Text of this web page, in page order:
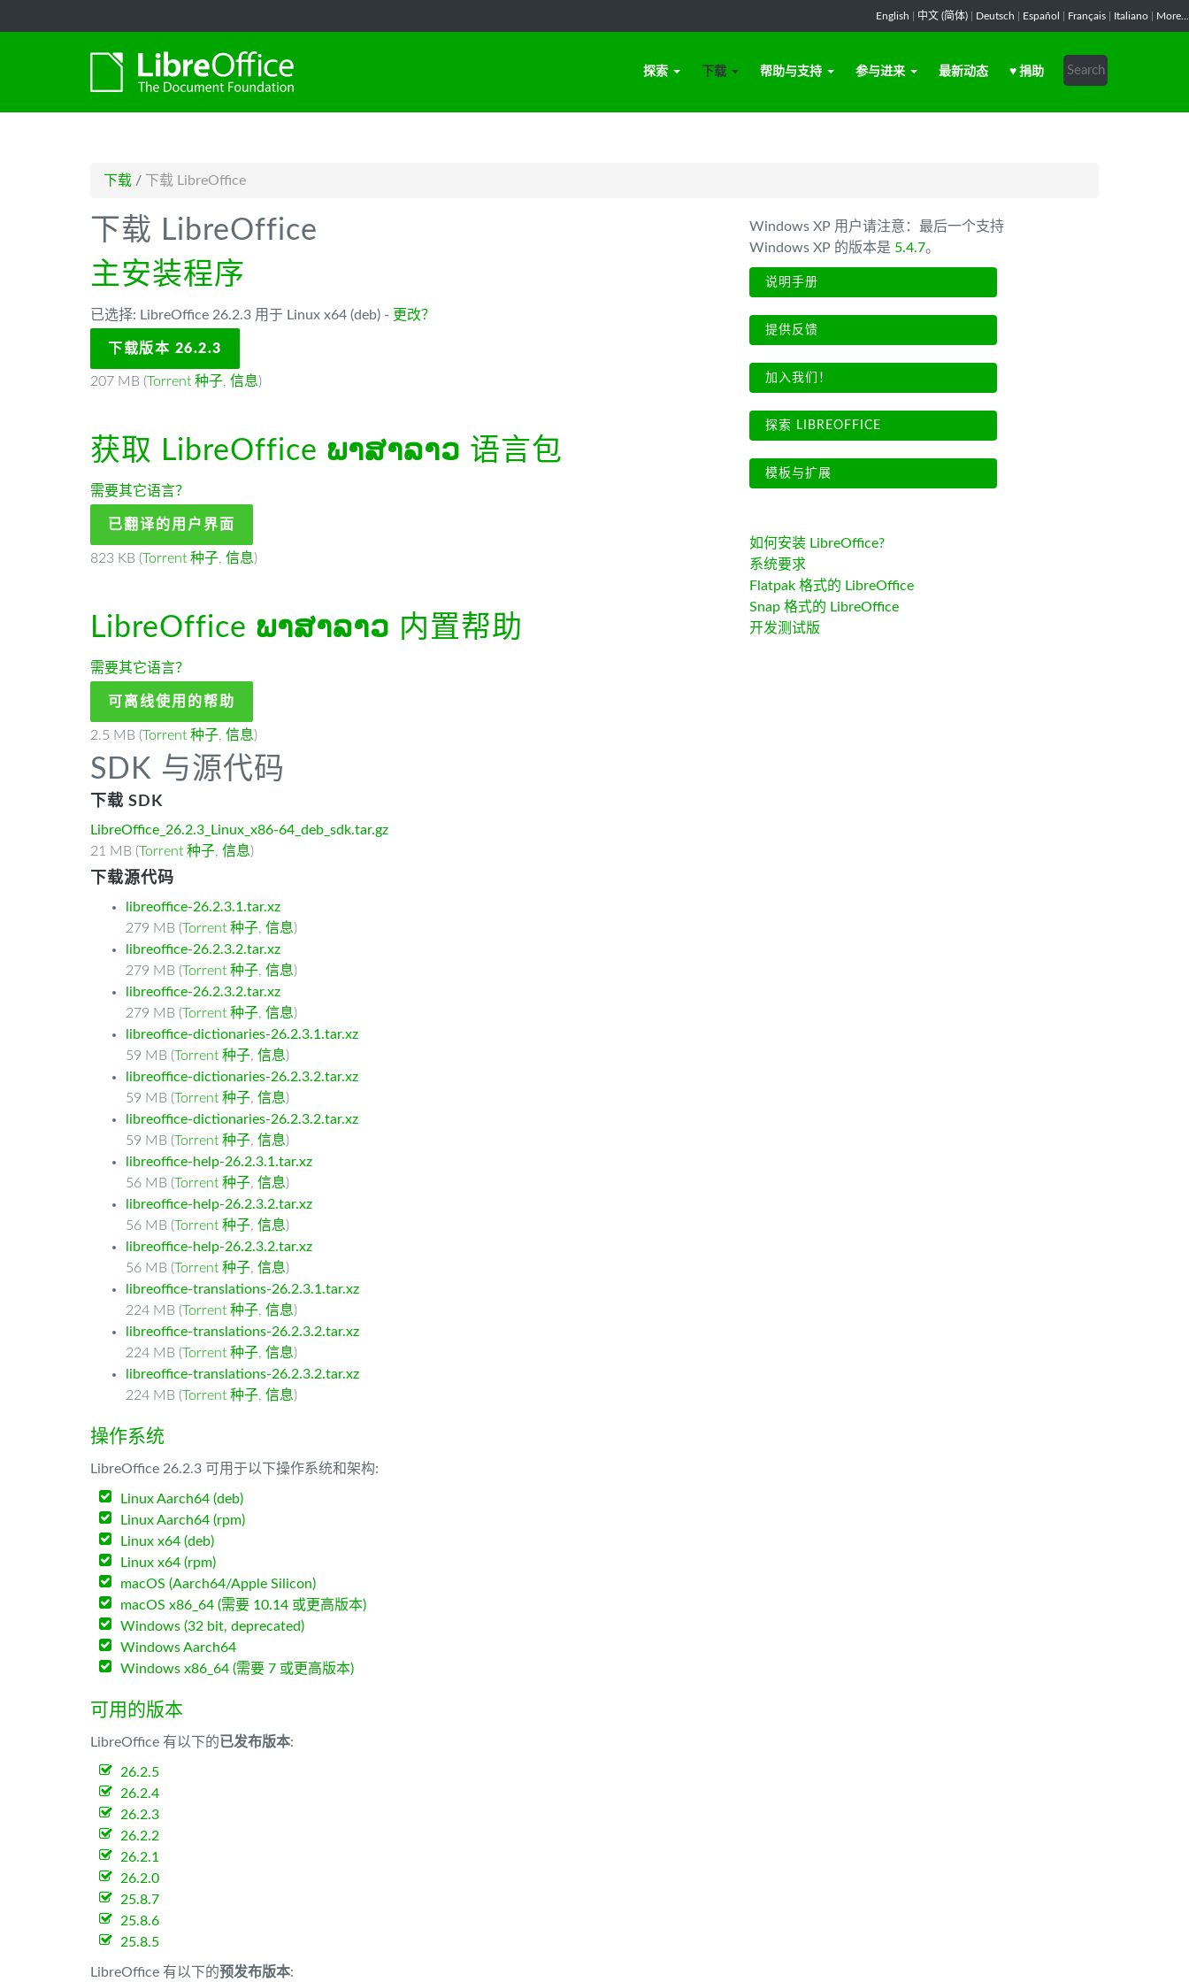
English 中文 (简体) Deutsch Español Français Italiano More...
探索 下载 帮助与支持 参与进来 最新动态 ♥ 捐助
下载 / 下载 LibreOffice
下载 LibreOffice
主安装程序
已选择: LibreOffice 26.2.3 用于 Linux x64 (deb) - 更改？
下载版本 26.2.3
207 MB (Torrent 种子, 信息)
获取 LibreOffice ພາສາລາວ 语言包
需要其它语言？
已翻译的用户界面
823 KB (Torrent 种子, 信息)
LibreOffice ພາສາລາວ 内置帮助
需要其它语言？
可离线使用的帮助
2.5 MB (Torrent 种子, 信息)
SDK 与源代码
下载 SDK
LibreOffice_26.2.3_Linux_x86-64_deb_sdk.tar.gz
21 MB (Torrent 种子, 信息)
下载源代码
libreoffice-26.2.3.1.tar.xz
279 MB (Torrent 种子, 信息)
libreoffice-26.2.3.2.tar.xz
279 MB (Torrent 种子, 信息)
libreoffice-26.2.3.2.tar.xz
279 MB (Torrent 种子, 信息)
libreoffice-dictionaries-26.2.3.1.tar.xz
59 MB (Torrent 种子, 信息)
libreoffice-dictionaries-26.2.3.2.tar.xz
59 MB (Torrent 种子, 信息)
libreoffice-dictionaries-26.2.3.2.tar.xz
59 MB (Torrent 种子, 信息)
libreoffice-help-26.2.3.1.tar.xz
56 MB (Torrent 种子, 信息)
libreoffice-help-26.2.3.2.tar.xz
56 MB (Torrent 种子, 信息)
libreoffice-help-26.2.3.2.tar.xz
56 MB (Torrent 种子, 信息)
libreoffice-translations-26.2.3.1.tar.xz
224 MB (Torrent 种子, 信息)
libreoffice-translations-26.2.3.2.tar.xz
224 MB (Torrent 种子, 信息)
libreoffice-translations-26.2.3.2.tar.xz
224 MB (Torrent 种子, 信息)
操作系统
LibreOffice 26.2.3 可用于以下操作系统和架构:
Linux Aarch64 (deb)
Linux Aarch64 (rpm)
Linux x64 (deb)
Linux x64 (rpm)
macOS (Aarch64/Apple Silicon)
macOS x86_64 (需要 10.14 或更高版本)
Windows (32 bit, deprecated)
Windows Aarch64
Windows x86_64 (需要 7 或更高版本)
可用的版本
LibreOffice 有以下的已发布版本:
26.2.5
26.2.4
26.2.3
26.2.2
26.2.1
26.2.0
25.8.7
25.8.6
25.8.5
LibreOffice 有以下的预发布版本:
Windows XP 用户请注意：最后一个支持
Windows XP 的版本是 5.4.7。
说明手册
提供反馈
加入我们！
探索 LIBREOFFICE
模板与扩展
如何安装 LibreOffice?
系统要求
Flatpak 格式的 LibreOffice
Snap 格式的 LibreOffice
开发测试版